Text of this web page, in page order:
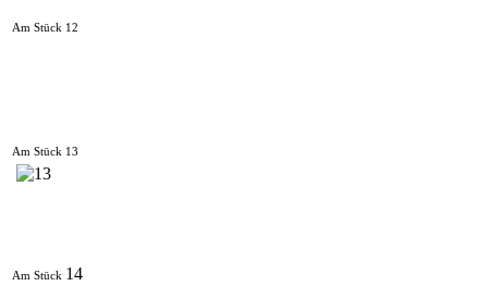
Am Stück 12
Am Stück 13
Am Stück 14